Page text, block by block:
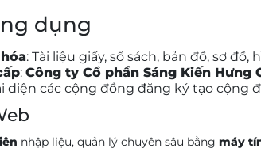
dụng
: Tài liệu giấy, sổ sách, bản đồ, sơ
:Công ty Cổ phần Sáng Kiến Hưng
diện các cộng đồng đăng ký tạo
nhập liệu, quản lý chuyên sâu bằngmáy